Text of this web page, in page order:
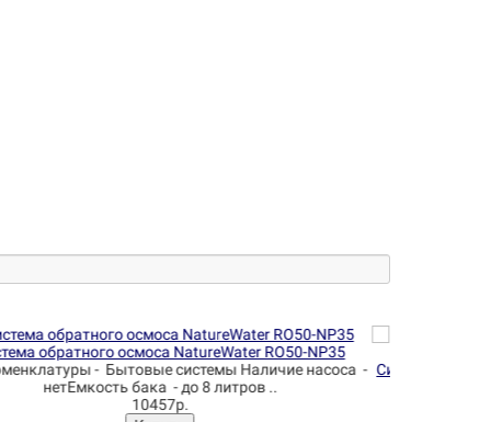
обратного осмоса NatureWater RO50-NP36 (35М)
с минерализатором
6 ступенчатая система обратного осмоса с